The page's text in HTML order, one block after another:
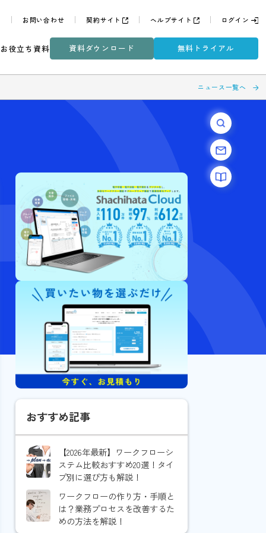
よくある質問 お問い合わせ 契約サイト ヘルプサ
ナーDXコラム お役立ち資料 資料ダウンロード
おすすめ記事
【2026年最新】ワークフローシ
ステム比較おすすめ20選！タイ
プ別に選び方も解説！